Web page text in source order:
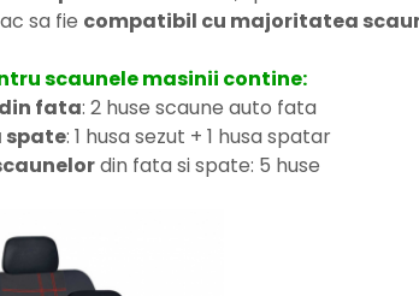
sa fie compatibil cu majoritatea
scaunele masinii contine:
fata: 2 huse scaune auto fata
spate: 1 husa sezut + 1 husa spatar
din fata si spate: 5 huse